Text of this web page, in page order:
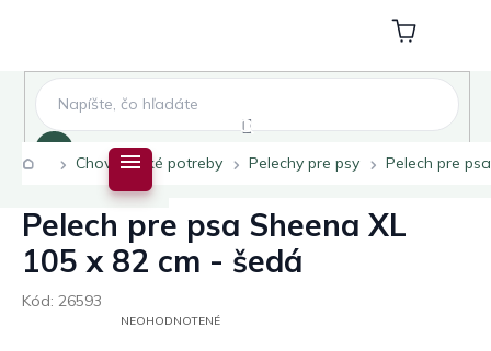
Nákupný
košík
Domov
Chovateľské potreby Pelechy pre psy Pelech pre
Pelech pre psa Sheena XL
105 x 82 cm - šedá
Kód: 26593
PRIEMERNÉNEOHODNOTENÉ